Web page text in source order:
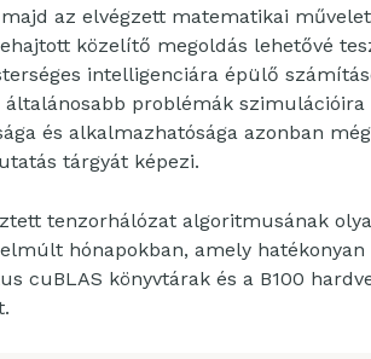
az elvégzett matematikai
közelítő megoldás lehetővé
intelligenciára épülő
problémák szimulációira
és alkalmazhatósága azonban
tárgyát képezi.
tenzorhálózat algoritmusának
hónapokban, amely
cuBLAS könyvtárak és a B100